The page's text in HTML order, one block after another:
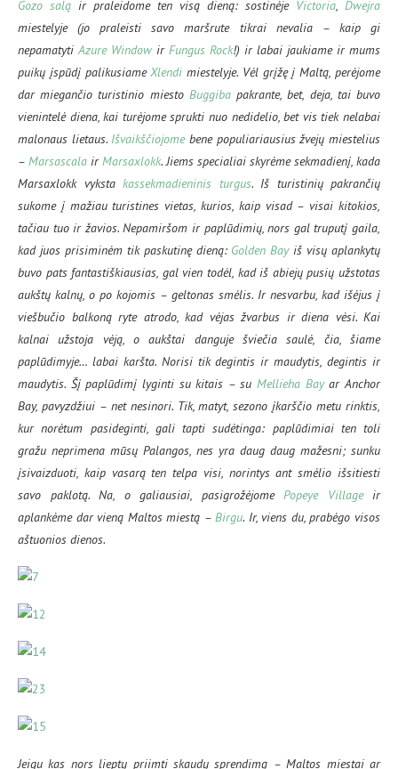
Gozo salą ir praleidome ten visą dieną: sostinėje Victoria, Dwejra
miestelyje (jo praleisti savo maršrute tikrai nevalia – kaip gi
nepamatytiAzure Window ir Fungus Rock!) ir labai jaukiame ir mums
puikų įspūdį palikusiameXlendi miestelyje. Vėl grįžę į Maltą, perėjome
dar miegančio turistinio miesto Buggibapakrante, bet, deja, tai buvo
vienintelė diena, kai turėjome sprukti nuo nedidelio, bet vis tiek nelabai
malonaus lietaus. Išvaikščiojomebene populiariausius žvejų miestelius
– Marsascala irMarsaxlokk. Jiems specialiai skyrėme sekmadienį, kada
Marsaxlokk vyksta kassekmadieninis turgus. Iš turistinių pakrančių
sukome į mažiau turistines vietas, kurios, kaip visad – visai kitokios,
tačiau tuo ir žavios. Nepamiršom ir paplūdimių, nors gal truputį gaila,
kad juos prisiminėm tik paskutinę dieną: Golden Bayiš visų aplankytų
buvo pats fantastiškiausias, gal vien todėl, kad iš abiejų pusių užstotas
aukštų kalnų, o po kojomis – geltonas smėlis. Ir nesvarbu, kad išėjus į
viešbučio balkoną ryte atrodo, kad vėjas žvarbus ir diena vėsi. Kai
kalnai užstoja vėją, o aukštai danguje šviečia saulė, čia, šiame
paplūdimyje… labai karšta. Norisi tik degintis ir maudytis, degintis ir
maudytis. Šį paplūdimį lyginti su kitais – suMellieha Bayar Anchor
Bay, pavyzdžiui – net nesinori. Tik, matyt, sezono įkarščio metu rinktis,
kur norėtum pasideginti, gali tapti sudėtinga: paplūdimiai ten toli
gražu neprimena mūsų Palangos, nes yra daug daug mažesni; sunku
įsivaizduoti, kaip vasarą ten telpa visi, norintys ant smėlio išsitiesti
savo paklotą. Na, o galiausiai, pasigrožėjome Popeye Villageir
aplankėme dar vieną Maltos miestą –Birgu. Ir, viens du, prabėgo visos
aštuonios dienos.
Jeigu kas nors lieptų priimti skaudų sprendimą – Maltos miestai ar